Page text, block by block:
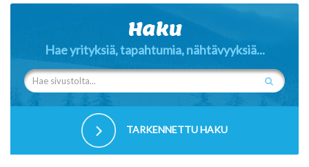
Haku
Hae yrityksiä, tapahtumia, nähtävyyksiä...
TARKENNETTU HAKU